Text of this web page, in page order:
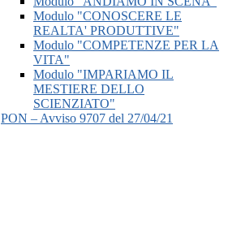
Modulo "CONOSCERE LE
REALTA' PRODUTTIVE"
Modulo "COMPETENZE PER LA
VITA"
Modulo "IMPARIAMO IL
MESTIERE DELLO
SCIENZIATO"
PON – Avviso 9707 del 27/04/21